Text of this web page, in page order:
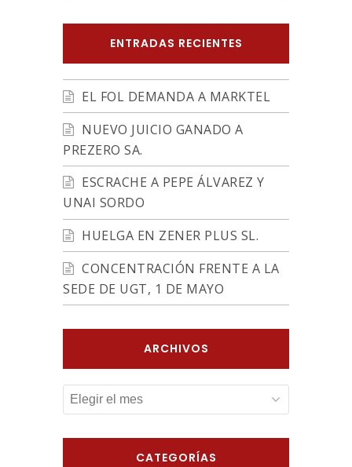
ENTRADAS RECIENTES
EL FOL DEMANDA A MARKTEL
NUEVO JUICIO GANADO A
PREZERO SA.
ESCRACHE A PEPE ÁLVAREZ Y
UNAI SORDO
HUELGA EN ZENER PLUS SL.
CONCENTRACIÓN FRENTE A LA
SEDE DE UGT, 1 DE MAYO
ARCHIVOS
ARCHIVOS
CATEGORÍAS